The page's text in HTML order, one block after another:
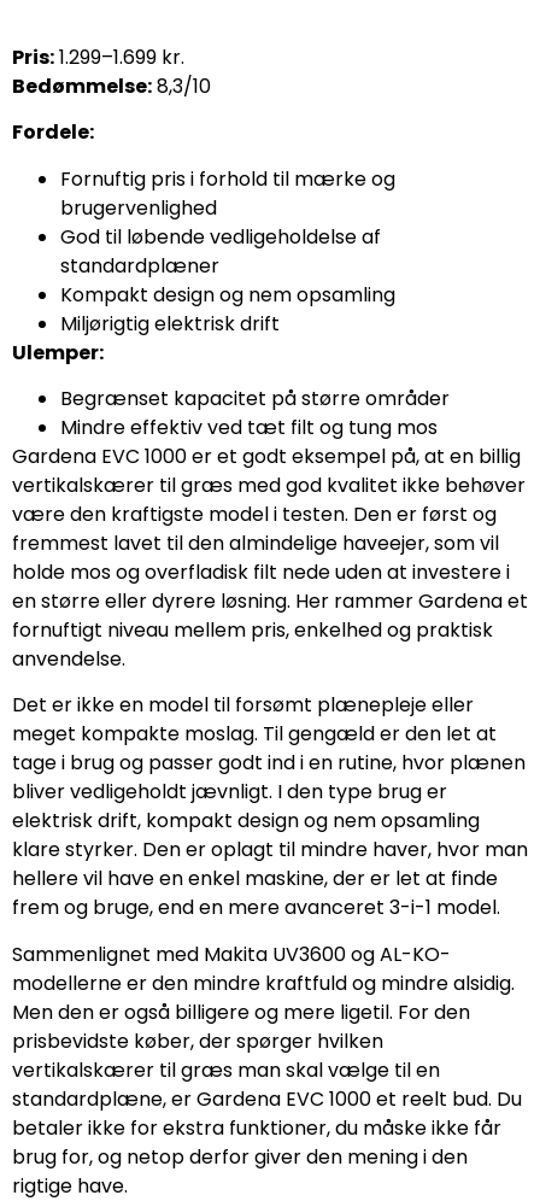
Pris:1.299–1.699 kr.
Bedømmelse:8,3/10
Fordele:
Fornuftig pris i forhold til mærke og
brugervenlighed
God til løbende vedligeholdelse af
standardplæner
Kompakt design og nem opsamling
Miljørigtig elektrisk drift
Ulemper:
Begrænset kapacitet på større områder
Mindre effektiv ved tæt filt og tung mos
Gardena EVC 1000 er et godt eksempel på, at en billig
vertikalskærer til græs med god kvalitet ikke behøver
være den kraftigste model i testen. Den er først og
fremmest lavet til den almindelige haveejer, som vil
holde mos og overfladisk filt nede uden at investere i
en større eller dyrere løsning. Her rammer Gardena et
fornuftigt niveau mellem pris, enkelhed og praktisk
anvendelse.
Det er ikke en model til forsømt plænepleje eller
meget kompakte moslag. Til gengæld er den let at
tage i brug og passer godt ind i en rutine, hvor plænen
bliver vedligeholdt jævnligt. I den type brug er
elektrisk drift, kompakt design og nem opsamling
klare styrker. Den er oplagt til mindre haver, hvor man
hellere vil have en enkel maskine, der er let at finde
frem og bruge, end en mere avanceret 3-i-1 model.
Sammenlignet med Makita UV3600 og AL-KO-
modellerne er den mindre kraftfuld og mindre alsidig.
Men den er også billigere og mere ligetil. For den
prisbevidste køber, der spørger hvilken
vertikalskærer til græs man skal vælge til en
standardplæne, er Gardena EVC 1000 et reelt bud. Du
betaler ikke for ekstra funktioner, du måske ikke får
brug for, og netop derfor giver den mening i den
rigtige have.